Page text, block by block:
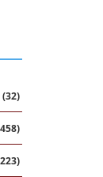
(32)